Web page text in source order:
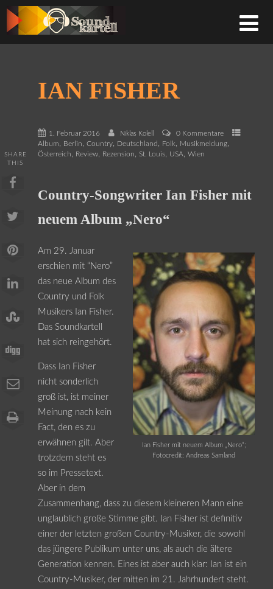
IAN FISHER
1. Februar 2016 Niklas Kolell
0 Kommentare
Album, Berlin, Country, Deutschland , Folk, Musikmeldung,
Österreich, Review, Rezension, St. Louis, USA, Wien
SHARE
THIS
Country-Songwriter Ian Fisher mit
neuem Album „Nero“
Ian Fisher mit neuem Album „Nero“;
Fotocredit: Andreas Samland
Am 29. Januar
erschien mit “Nero”
das neue Album des
Country und Folk
Musikers Ian Fisher.
Das Soundkartell
hat sich reingehört.
Dass Ian Fisher
nicht sonderlich
groß ist, ist meiner
Meinung nach kein
Fact, den es zu
erwähnen gilt. Aber
trotzdem steht es
so im Pressetext.
Aber in dem
Zusammenhang, dass zu diesem kleineren Mann eine
unglaublich große Stimme gibt. Ian Fisher ist definitiv
einer der letzten großen Country-Musiker, die sowohl
das jüngere Publikum unter uns, als auch die ältere
Generation kennen. Eines ist aber auch klar: Ian ist ein
Country-Musiker, der mitten im 21. Jahrhundert steht.